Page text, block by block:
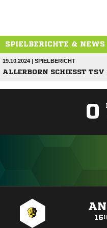
SPIELBERICHTE & NEWS
19.10.2024 | SPIELBERICHT
ALLERBORN SCHIESST TSV
0